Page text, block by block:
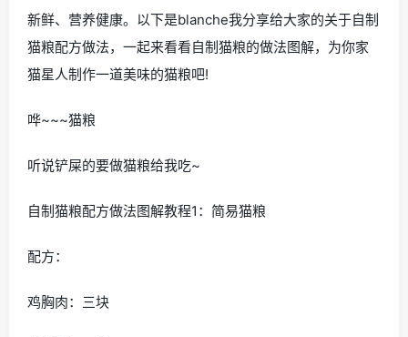
新鲜、营养健康。以下是blanche我分享给大家的关于自制
猫粮配方做法，一起来看看自制猫粮的做法图解，为你家
猫星人制作一道美味的猫粮吧!
哗~~~猫粮
听说铲屎的要做猫粮给我吃~
自制猫粮配方做法图解教程1：简易猫粮
配方：
鸡胸肉：三块